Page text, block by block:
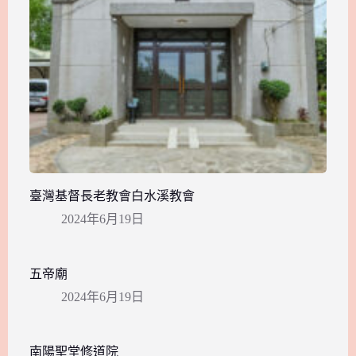
臺灣基督長老教會白水溪教會
2024年6月19日
五帝廟
2024年6月19日
南陽聖堂修道院